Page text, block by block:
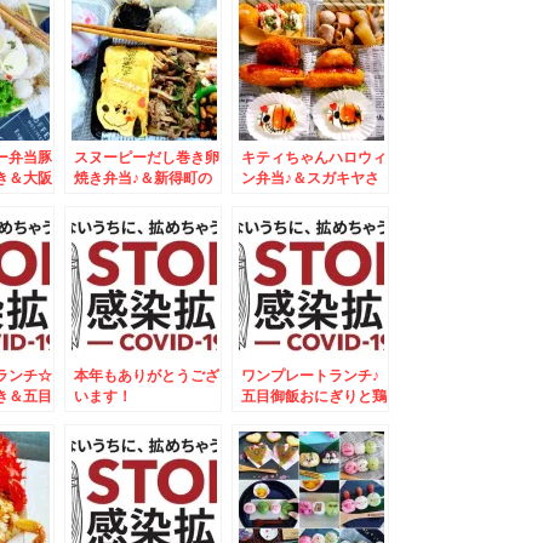
弁当豚
＆大阪
スヌーピーだし巻き卵
焼き弁当♪＆新得町の
んのお蕎麦♪
キティちゃんハロウィ
ン弁当♪＆スガキヤさ
「豆天狗」
ンチ☆
＆五目
本年もありがとうござ
います！
ワンプレートランチ♪
五目御飯おにぎりと鶏